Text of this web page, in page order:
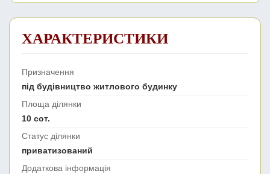
ХАРАКТЕРИСТИКИ
Призначення
під будівництво житлового будинку
Площа ділянки
10 сот.
Статус ділянки
приватизований
Додаткова інформація